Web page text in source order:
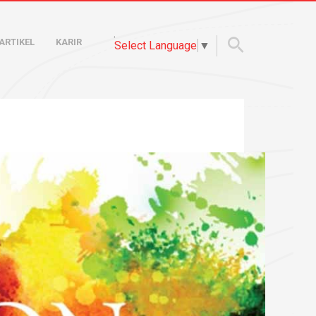
KARIR
.
Select Language ▼